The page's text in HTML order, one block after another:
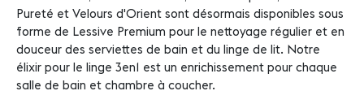
Pureté et Velours d'Orient sont désormais disponibles sous
forme de Lessive Premium pour le nettoyage régulier et en
douceur des serviettes de bain et du linge de lit. Notre
élixir pour le linge 3en1 est un enrichissement pour chaque
salle de bain et chambre à coucher.